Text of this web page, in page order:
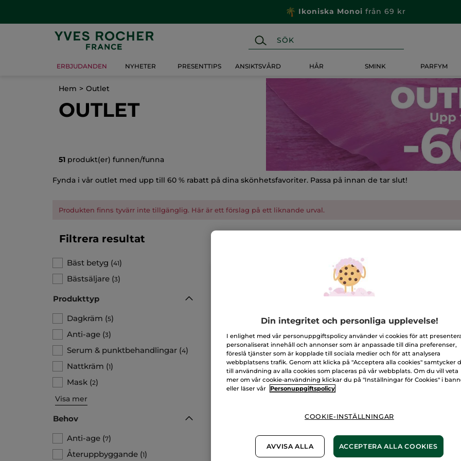
Ikoniska Monoi från 69 kr
ERBJUDANDEN NYHETER PRESENTTIPS ANSIKTSVÅRD HÅR SMINK PARFYM
Hem Outlet
OUTLET
51 produkt(er) funnen/funna
Fynda i vår outlet med upp till 60 % rabatt på dina skönhetsfavoriter. Passa på innan de tar slut!
Produkten finns tyvärr inte tillgänglig. Här är ett förslag på ett liknande urval.
Filtrera resultat
Bäst betyg (41)
Bästsäljare (3)
Produkttyp
Dagkräm (5)
Anti-age (3)
Serum & punktbehandlingar (4)
Nattkräm (1)
Mask (2)
Visa mer
Behov
Anti-age (7)
Återuppbyggande (1)
Day Care All Skin
Types
188,00 Kr 469,00 Kr
Fuktserum - Hydra
Végétal
180,00 Kr 449,00 Kr
Din integritet och personliga upplevelse!
I enlighet med vår personuppgiftspolicy använder vi cookies för att
personaliserat innehåll och annonser som är anpassade till dina preferenser,
föreslå tjänster som är kopplade till sociala medier och för att analysera
webbplatsens trafik. Genom att klicka på "Acceptera alla cookies" samtycker
till användning av alla cookies som placeras på vår webbplats. Om du vill veta
mer om vår cookie-användning klickar du på "Inställningar för Cookies" i
eller läser vår
Personuppgiftspolicy
COOKIE-INSTÄLLNINGAR
AVVISA ALLA ACCEPTERA ALLA COOKIES